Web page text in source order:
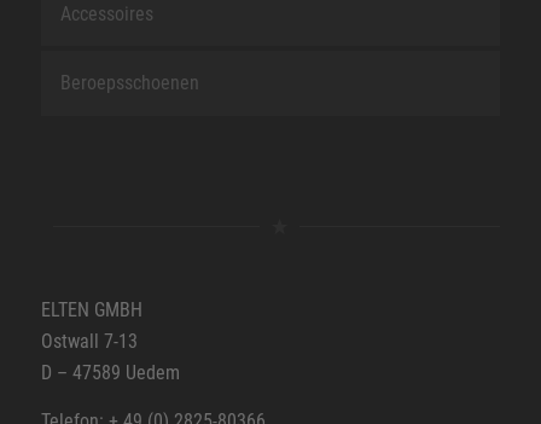
Accessoires
Beroepsschoenen
ELTEN GMBH
Ostwall 7-13
D – 47589 Uedem